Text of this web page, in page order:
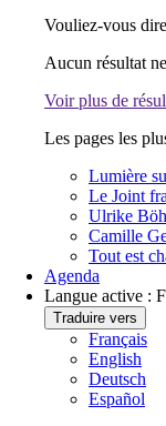
Vouliez-vous
Aucun résultat
Voir plus de
Les pages les
Lumière
Le Joint
Ulrike
Camille
Tout est
Agenda
Langue active :
Traduire vers
Français
English
Deutsch
Español